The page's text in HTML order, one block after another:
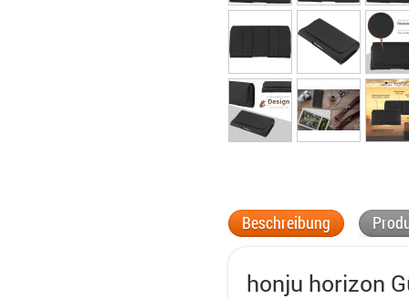
Beschreibung
honju horizon